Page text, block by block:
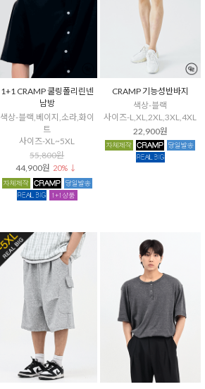
1+1 CRAMP 쿨링폴리린넨
남방
색상-블랙,베이지,소라,화이
트
사이즈-XL~5XL
55,800원
44,900원 20% ↓
CRAMP 기능성반바지
색상-블랙
사이즈-L,XL,2XL,3XL,4XL
22,900원